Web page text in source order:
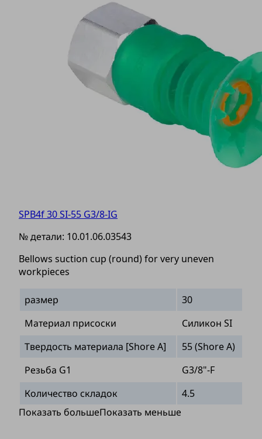
SPB4f 30 SI-55 G3/8-IG
№ детали: 10.01.06.03543
Bellows suction cup (round) for very uneven
workpieces
размер
30
Материал присоски
Силикон SI
Твердость материала [Shore A]
55 (Shore A)
Резьба G1
G3/8"-F
Количество складок
4.5
Показать большеПоказать меньше